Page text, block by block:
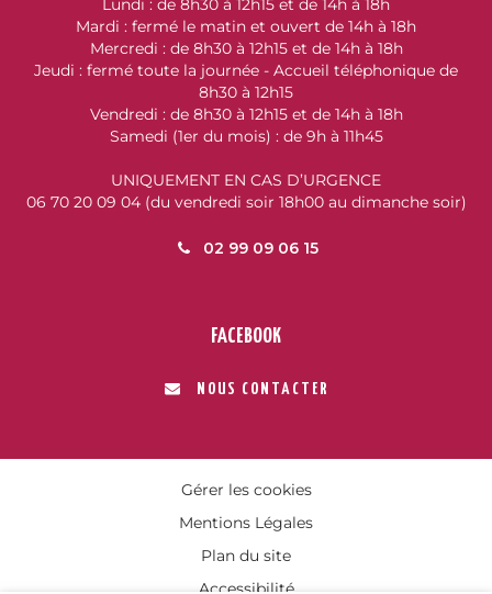
Lundi : de 8h30 à 12h15 et de 14h à 18h
Mardi : fermé le matin et ouvert de 14h à 18h
Mercredi : de 8h30 à 12h15 et de 14h à 18h
Jeudi : fermé toute la journée - Accueil téléphonique de
8h30 à 12h15
Vendredi : de 8h30 à 12h15 et de 14h à 18h
Samedi (1er du mois) : de 9h à 11h45
UNIQUEMENT EN CAS D’URGENCE
06 70 20 09 04 (du vendredi soir 18h00 au dimanche soir)
02 99 09 06 15
FACEBOOK
NOUS CONTACTER
Gérer les cookies
Mentions Légales
Plan du site
Accessibilité